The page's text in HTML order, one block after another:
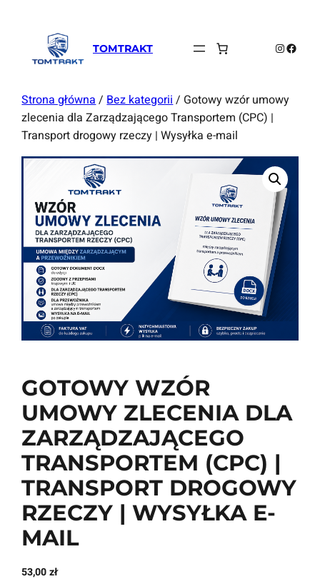
TOMTRAKT
Strona główna / Bez kategorii / Gotowy wzór umowy
zlecenia dla Zarządzającego Transportem (CPC) |
Transport drogowy rzeczy | Wysyłka e-mail
GOTOWY WZÓR
UMOWY ZLECENIA DLA
ZARZĄDZAJĄCEGO
TRANSPORTEM (CPC) |
TRANSPORT DROGOWY
RZECZY | WYSYŁKA E-
MAIL
53,00zł